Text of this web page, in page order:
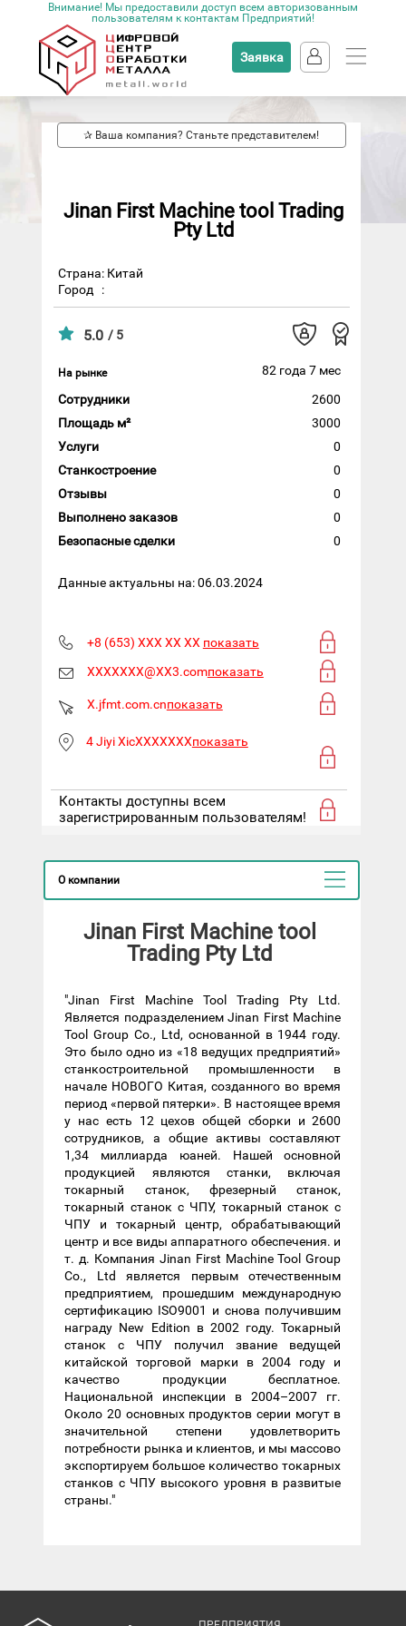
Внимание! Мы предоставили доступ всем авторизованным
пользователям к контактам Предприятий!
Заявка
✰ Ваша компания? Станьте представителем!
Jinan First Machine tool Trading
Pty Ltd
Страна: Китай
Город
:
5.0 / 5
На рынке
82 года 7 мес
Сотрудники
2600
Площадь м²
3000
Услуги
0
Станкостроение
0
Отзывы
0
Выполнено заказов
0
Безопасные сделки
0
Данные актуальны на: 06.03.2024
+8 (653) XXX XX XX показать
XXXXXXX@XX3.comпоказать
X.jfmt.com.cnпоказать
4 Jiyi XicXXXXXXXпоказать
Контакты доступны всем
зарегистрированным пользователям!
О компании
Jinan First Machine tool
Trading Pty Ltd
"Jinan First Machine Tool Trading Pty Ltd.
Является подразделением Jinan First Machine
Tool Group Co., Ltd, основанной в 1944 году.
Это было одно из «18 ведущих предприятий»
станкостроительной промышленности в
начале НОВОГО Китая, созданного во время
период «первой пятерки». В настоящее время
у нас есть 12 цехов общей сборки и 2600
сотрудников, а общие активы составляют
1,34 миллиарда юаней. Нашей основной
продукцией являются станки, включая
токарный станок, фрезерный станок,
токарный станок с ЧПУ, токарный станок с
ЧПУ и токарный центр, обрабатывающий
центр и все виды аппаратного обеспечения. и
т. д. Компания Jinan First Machine Tool Group
Co., Ltd является первым отечественным
предприятием, прошедшим международную
сертификацию ISO9001 и снова получившим
награду New Edition в 2002 году. Токарный
станок с ЧПУ получил звание ведущей
китайской торговой марки в 2004 году и
качество продукции бесплатное.
Национальной инспекции в 2004–2007 гг.
Около 20 основных продуктов серии могут в
значительной степени удовлетворить
потребности рынка и клиентов, и мы массово
экспортируем большое количество токарных
станков с ЧПУ высокого уровня в развитые
страны."